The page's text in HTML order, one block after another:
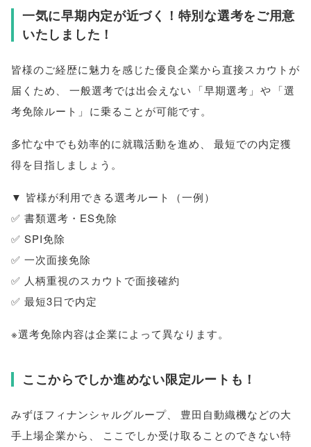
一気に早期内定が近づく！特別な選考をご用意
いたしました！
皆様のご経歴に魅力を感じた優良企業から直接スカウトが
届くため
一般選考では出会えない 「早期選考 」 や 「選
考免除ルート 」 に乗ることが可能です。
多忙な中でも効率的に就職活動を進め
最短での内定獲
得を目指しましょう 。
▼ 皆様が利用できる選考ルート （一例）
✅ 書類選考・ES免除
✅ SPI免除
✅ 一次面接免除
✅ 人柄重視のスカウトで面接確約
✅ 最短3日で内定
※選考免除内容は企業によって異なります。
ここからでしか進めない限定ルートも！
みずほフィナンシャルグループ、
豊田自動織機などの大
手上場企業から
ここでしか受け取ることのできない特